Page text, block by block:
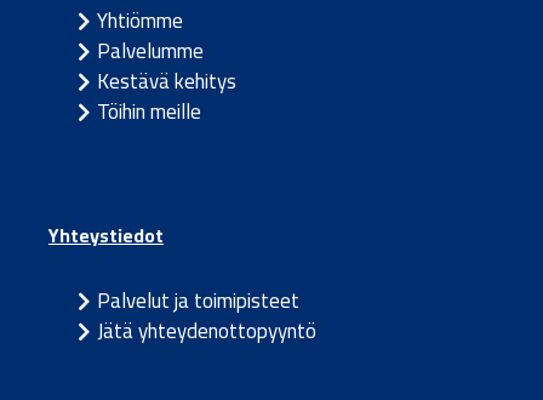
Yhtiömme
Palvelumme
Kestävä kehitys
Töihin meille
Yhteystiedot
Palvelut ja toimipisteet
Jätä yhteydenottopyyntö